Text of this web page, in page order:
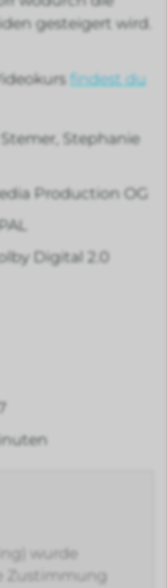
gesteigert wird.
findest du
Stemer, Stephanie
Production OG
Digital 2.0
wurde
Zustimmung